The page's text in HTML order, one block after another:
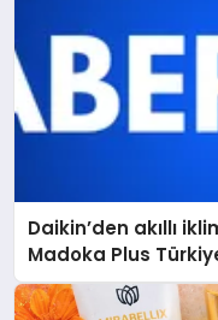
Daikin’den akıllı
Madoka Plus